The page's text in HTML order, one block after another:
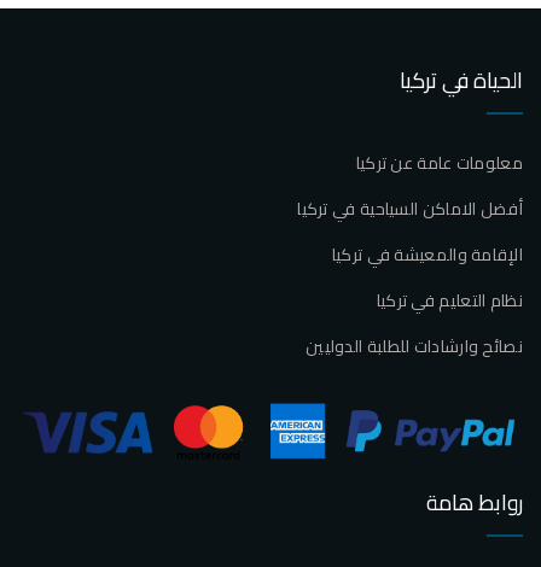
الحياة في تركيا
معلومات عامة عن تركيا
أفضل الاماكن السياحية في تركيا
الإقامة والمعيشة في تركيا
نظام التعليم في تركيا
نصائح وارشادات للطلبة الدوليين
روابط هامة